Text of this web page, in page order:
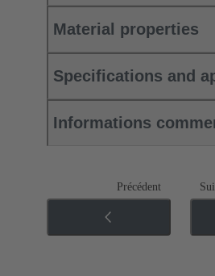
Material properties
Specifications and
Informations
Précédent